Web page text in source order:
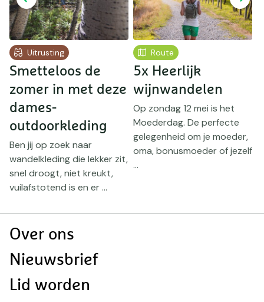
Uitrusting
Smetteloos de
zomer in met deze
dames-
outdoorkleding
Ben jij op zoek naar
wandelkleding die lekker zit,
snel droogt, niet kreukt,
vuilafstotend is en er ...
Route
5x Heerlijk
wijnwandelen
Op zondag 12 mei is het
Moederdag. De perfecte
gelegenheid om je moeder,
oma, bonusmoeder of jezelf
...
Doormat
Over ons
Nieuwsbrief
Lid worden